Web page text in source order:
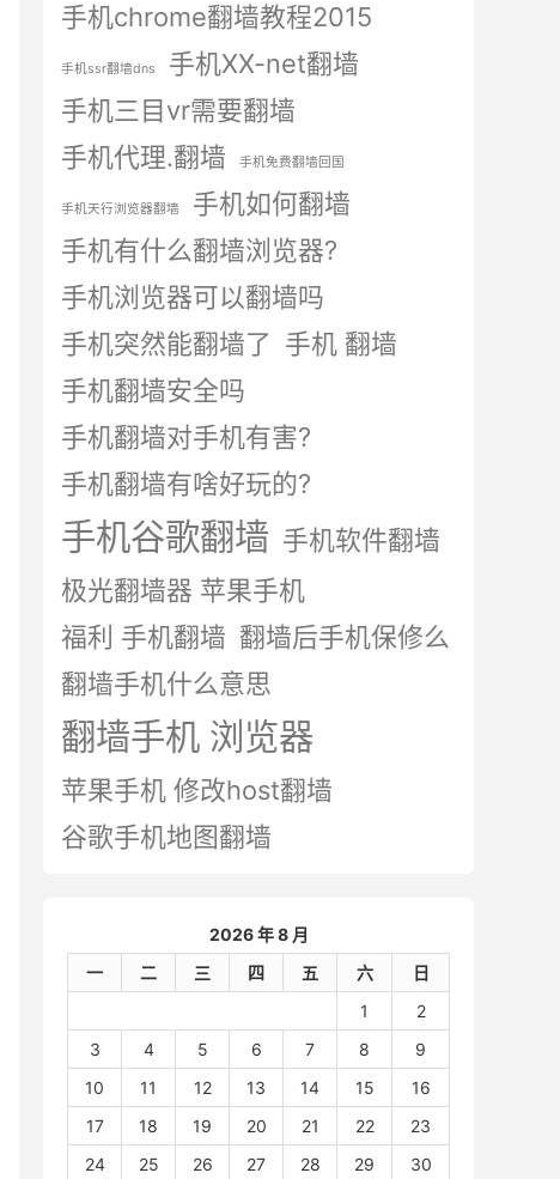
手机chrome翻墙教程2015
手机ssr翻墙dns
手机XX-net翻墙
手机三目vr需要翻墙
手机代理.翻墙
手机免费翻墙回国
手机天行浏览器翻墙
手机如何翻墙
手机有什么翻墙浏览器?
手机浏览器可以翻墙吗
手机突然能翻墙了 手机 翻墙
手机翻墙安全吗
手机翻墙对手机有害?
手机翻墙有啥好玩的?
手机谷歌翻墙 手机软件翻墙
极光翻墙器 苹果手机
福利 手机翻墙 翻墙后手机保修么
翻墙手机什么意思
翻墙手机 浏览器
苹果手机 修改host翻墙
谷歌手机地图翻墙
2026 年 8 月
一
二 三 四 五 六
日
1
2
3
4 5 6 7 8
9
10
11 12 13 14 15
16
17
18 19 20 21 22
23
24
25 26 27 28 29
30